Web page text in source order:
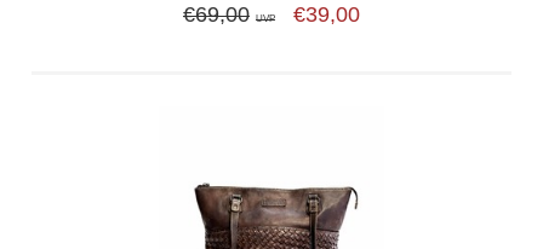
€69,00 UVP €39,00